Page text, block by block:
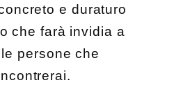
e duraturo
che farà invidia a
persone che